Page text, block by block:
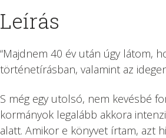
Leírás
“Majdnem ​40 év után úgy látom,
történetírásban, valamint az
S még egy utolsó, nem kevésbé
kormányok legalább akkora
alatt. Amikor e könyvet írtam, azt